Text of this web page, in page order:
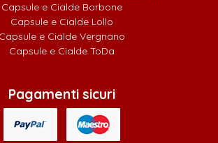
Capsule e Cialde Borbone
Capsule e Cialde Lollo
Capsule e Cialde Vergnano
Capsule e Cialde ToDa
Pagamenti sicuri